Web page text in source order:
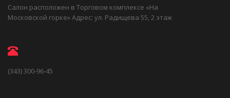
Салон расположен в Торговом комплексе «На
Московской горке» Адрес: ул. Радищева 55, 2 этаж
(343) 300-96-45